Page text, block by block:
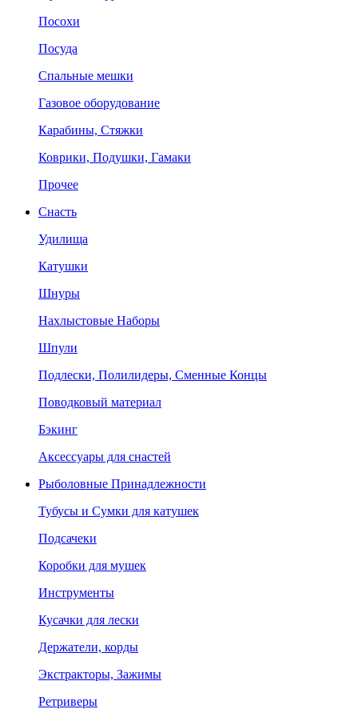
Посохи
Посуда
Спальные мешки
Газовое оборудование
Карабины, Стяжки
Коврики, Подушки, Гамаки
Прочее
Снасть
Удилища
Катушки
Шнуры
Нахлыстовые Наборы
Шпули
Подлески, Полилидеры, Сменные Концы
Поводковый материал
Бэкинг
Аксессуары для снастей
Рыболовные Принадлежности
Тубусы и Сумки для катушек
Подсачеки
Коробки для мушек
Инструменты
Кусачки для лески
Держатели, корды
Экстракторы, Зажимы
Ретриверы